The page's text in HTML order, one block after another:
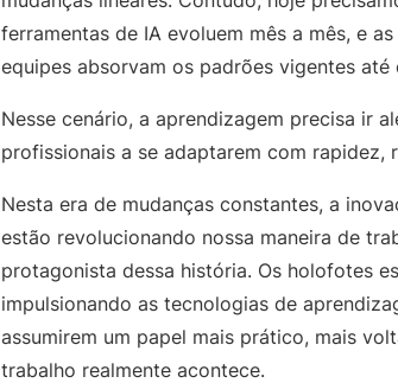
ferramentas de IA evoluem mês a mês, e
equipes absorvam os padrões vigentes até
Nesse cenário, a aprendizagem precisa ir
profissionais a se adaptarem com rapidez,
Nesta era de mudanças constantes, a
estão revolucionando nossa maneira de
protagonista dessa história. Os holofotes
impulsionando as tecnologias de
assumirem um papel mais prático, mais
trabalho realmente acontece.